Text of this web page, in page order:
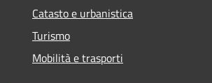
Catasto e urbanistica
Turismo
Mobilità e trasporti